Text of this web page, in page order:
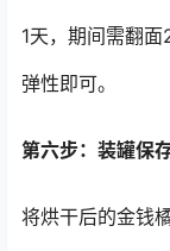
1天，期间需翻
弹性即可。
第六步：装罐保
将烘干后的金钱